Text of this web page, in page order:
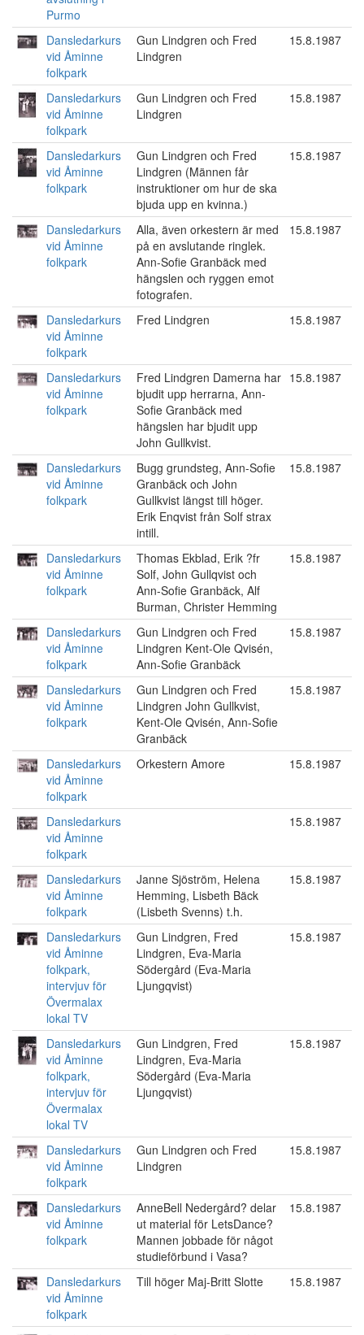
Purmo
Dansledarkurs
vid Åminne
folkpark
Gun Lindgren och Fred
Lindgren
15.8.1987
Dansledarkurs
vid Åminne
folkpark
Gun Lindgren och Fred
Lindgren
15.8.1987
Dansledarkurs
vid Åminne
folkpark
Gun Lindgren och Fred
Lindgren (Männen får
instruktioner om hur de ska
bjuda upp en kvinna.)
15.8.1987
Dansledarkurs
vid Åminne
folkpark
Alla, även orkestern är med
på en avslutande ringlek.
Ann-Sofie Granbäck med
hängslen och ryggen emot
fotografen.
15.8.1987
Dansledarkurs
vid Åminne
folkpark
Fred Lindgren 15.8.1987
Dansledarkurs
vid Åminne
folkpark
Fred Lindgren Damerna har
bjudit upp herrarna, Ann-
Sofie Granbäck med
hängslen har bjudit upp
John Gullkvist.
15.8.1987
Dansledarkurs
vid Åminne
folkpark
Bugg grundsteg, Ann-Sofie
Granbäck och John
Gullkvist längst till höger.
Erik Enqvist från Solf strax
intill.
15.8.1987
Dansledarkurs
vid Åminne
folkpark
Thomas Ekblad, Erik ?fr
Solf, John Gullqvist och
Ann-Sofie Granbäck, Alf
Burman, Christer Hemming
15.8.1987
Dansledarkurs
vid Åminne
folkpark
Gun Lindgren och Fred
Lindgren Kent-Ole Qvisén,
Ann-Sofie Granbäck
15.8.1987
Dansledarkurs
vid Åminne
folkpark
Gun Lindgren och Fred
Lindgren John Gullkvist,
Kent-Ole Qvisén, Ann-Sofie
Granbäck
15.8.1987
Dansledarkurs
vid Åminne
folkpark
Orkestern Amore 15.8.1987
Dansledarkurs
vid Åminne
folkpark
15.8.1987
Dansledarkurs
vid Åminne
folkpark
Janne Sjöström, Helena
Hemming, Lisbeth Bäck
(Lisbeth Svenns) t.h.
15.8.1987
Dansledarkurs
vid Åminne
folkpark,
intervjuv för
Övermalax
lokal TV
Gun Lindgren, Fred
Lindgren, Eva-Maria
Södergård (Eva-Maria
Ljungqvist)
15.8.1987
Dansledarkurs
vid Åminne
folkpark,
intervjuv för
Övermalax
lokal TV
Gun Lindgren, Fred
Lindgren, Eva-Maria
Södergård (Eva-Maria
Ljungqvist)
15.8.1987
Dansledarkurs
vid Åminne
folkpark
Gun Lindgren och Fred
Lindgren
15.8.1987
Dansledarkurs
vid Åminne
folkpark
AnneBell Nedergård? delar
ut material för LetsDance?
Mannen jobbade för något
studieförbund i Vasa?
15.8.1987
Dansledarkurs
vid Åminne
folkpark
Till höger Maj-Britt Slotte 15.8.1987